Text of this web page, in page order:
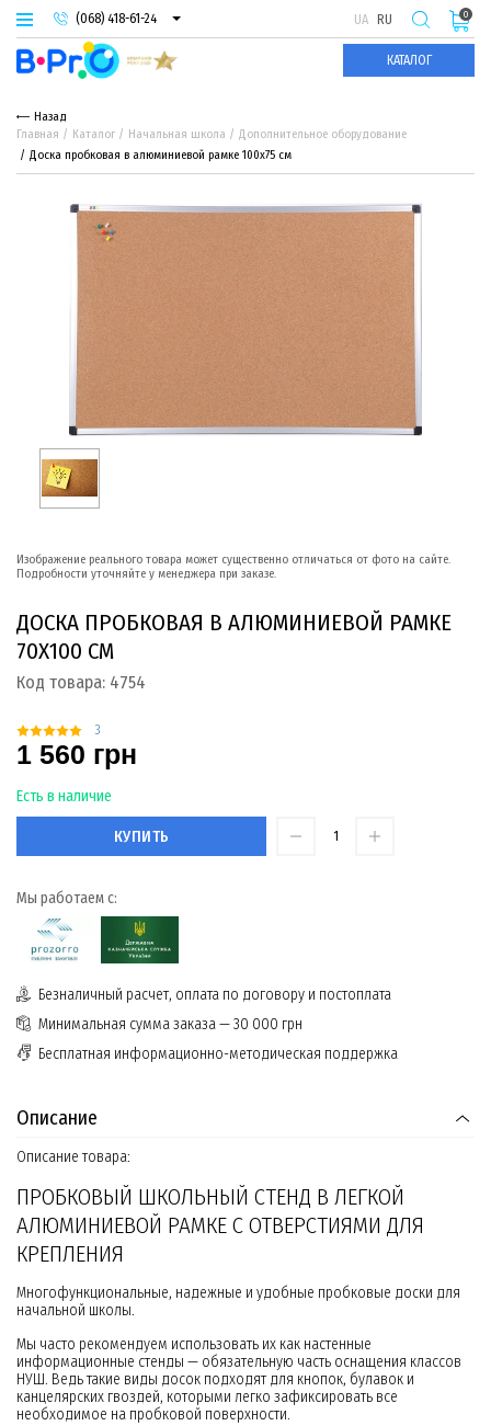
(068) 418-61-24
(093) 974-66-94
(095) 987-29-55
UA RU
КАТАЛОГ
0
Назад
Главная
Каталог Начальная школа
Дополнительное оборудование
Доска пробковая в алюминиевой рамке 100х75 см
Изображение реального товара может существенно отличаться от фото на сайте.
Подробности уточняйте у менеджера при заказе.
ДОСКА ПРОБКОВАЯ В АЛЮМИНИЕВОЙ РАМКЕ
70Х100 СМ
Код товара: 4754
3
1 560 грн
Есть в наличие
КУПИТЬ
Мы работаем с:
Безналичный расчет, оплата по договору и постоплата
Минимальная сумма заказа — 30 000 грн
Бесплатная информационно-методическая поддержка
Описание
Описание товара:
ПРОБКОВЫЙ ШКОЛЬНЫЙ СТЕНД В ЛЕГКОЙ
АЛЮМИНИЕВОЙ РАМКЕ С ОТВЕРСТИЯМИ ДЛЯ
КРЕПЛЕНИЯ
Многофункциональные, надежные и удобные пробковые доски для
начальной школы.
Мы часто рекомендуем использовать их как настенные
информационные стенды — обязательную часть оснащения классов
НУШ. Ведь такие виды досок подходят для кнопок, булавок и
канцелярских гвоздей, которыми легко зафиксировать все
необходимое на пробковой поверхности.